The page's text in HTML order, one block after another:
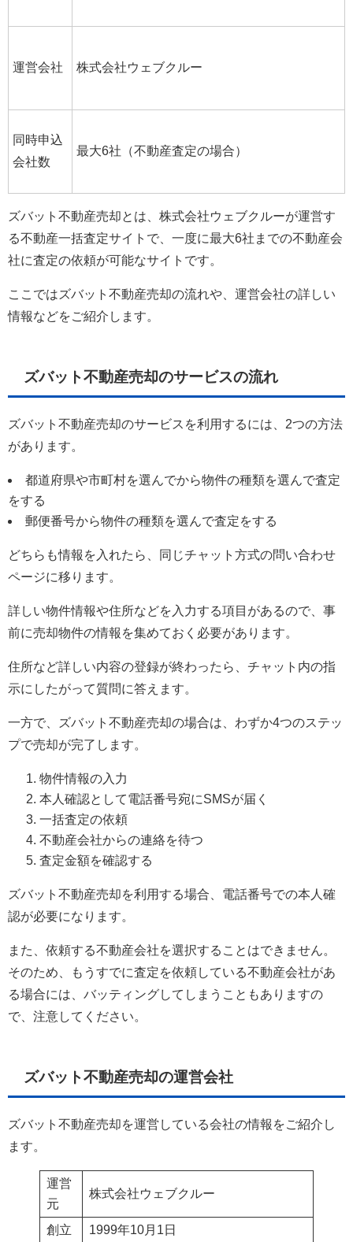
運営会社 株式会社ウェブクルー
同時申込
会社数
最大6社（不動産査定の場合）
ズバット不動産売却とは、株式会社ウェブクルーが運営す
る不動産一括査定サイトで、一度に最大6社までの不動産会
社に査定の依頼が可能なサイトです。
ここではズバット不動産売却の流れや、運営会社の詳しい
情報などをご紹介します。
ズバット不動産売却のサービスの流れ
ズバット不動産売却のサービスを利用するには、2つの方法
があります。
都道府県や市町村を選んでから物件の種類を選んで査定
をする
郵便番号から物件の種類を選んで査定をする
どちらも情報を入れたら、同じチャット方式の問い合わせ
ページに移ります。
詳しい物件情報や住所などを入力する項目があるので、事
前に売却物件の情報を集めておく必要があります。
住所など詳しい内容の登録が終わったら、チャット内の指
示にしたがって質問に答えます。
一方で、ズバット不動産売却の場合は、わずか4つのステッ
プで売却が完了します。
物件情報の入力
本人確認として電話番号宛にSMSが届く
一括査定の依頼
不動産会社からの連絡を待つ
査定金額を確認する
ズバット不動産売却を利用する場合、電話番号での本人確
認が必要になります。
また、依頼する不動産会社を選択することはできません。
そのため、もうすでに査定を依頼している不動産会社があ
る場合には、バッティングしてしまうこともありますの
で、注意してください。
ズバット不動産売却の運営会社
ズバット不動産売却を運営している会社の情報をご紹介し
ます。
運営
元
株式会社ウェブクルー
創立 1999年10月1日